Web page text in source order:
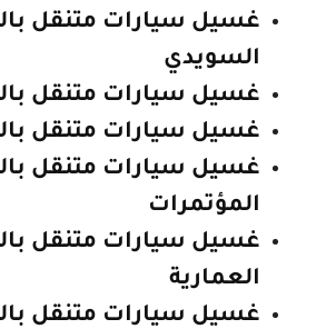
غسيل سيارات متنقل
السويدي
غسيل سيارات متنقل
غسيل سيارات متنقل
غسيل سيارات متنقل
المؤتمرات
غسيل سيارات متنقل
العمارية
غسيل سيارات متنقل